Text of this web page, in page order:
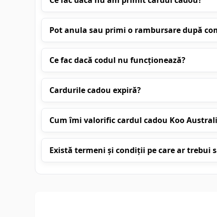
Pot anula sau primi o rambursare după
Ce fac dacă codul nu funcționează?
Cardurile cadou expiră?
Cum îmi valorific cardul cadou Koo
Există termeni și condiții pe care ar trebui